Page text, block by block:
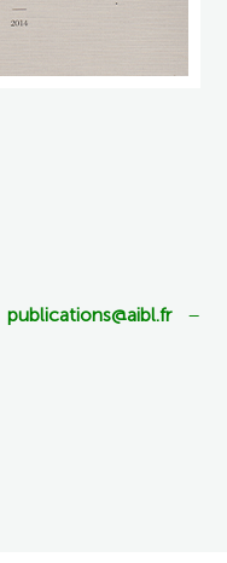
publications@aibl.fr–